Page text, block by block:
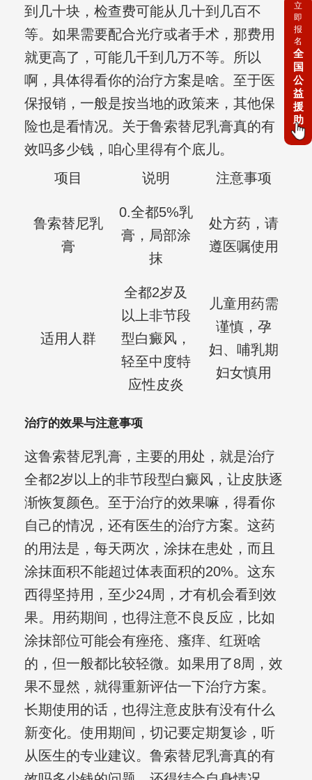
到几十块，检查费可能从几十到几百不
等。如果需要配合光疗或者手术，那费用
就更高了，可能几千到几万不等。所以
啊，具体得看你的治疗方案是啥。至于医
保报销，一般是按当地的政策来，其他保
险也是看情况。关于鲁索替尼乳膏真的有
效吗多少钱，咱心里得有个底儿。
项目
说明 注意事项
鲁索替尼乳
膏
0.全都5%乳
膏，局部涂
抹
处方药，请
遵医嘱使用
适用人群
全都2岁及
以上非节段
型白癜风，
轻至中度特
应性皮炎
儿童用药需
谨慎，孕
妇、哺乳期
妇女慎用
治疗的效果与注意事项
这鲁索替尼乳膏，主要的用处，就是治疗
全都2岁以上的非节段型白癜风，让皮肤逐
渐恢复颜色。至于治疗的效果嘛，得看你
自己的情况，还有医生的治疗方案。这药
的用法是，每天两次，涂抹在患处，而且
涂抹面积不能超过体表面积的20%。这东
西得坚持用，至少24周，才有机会看到效
果。用药期间，也得注意不良反应，比如
涂抹部位可能会有痤疮、瘙痒、红斑啥
的，但一般都比较轻微。如果用了8周，效
果不显然，就得重新评估一下治疗方案。
长期使用的话，也得注意皮肤有没有什么
新变化。使用期间，切记要定期复诊，听
从医生的专业建议。鲁索替尼乳膏真的有
立
即
报
名
全
国
公
益
援
助